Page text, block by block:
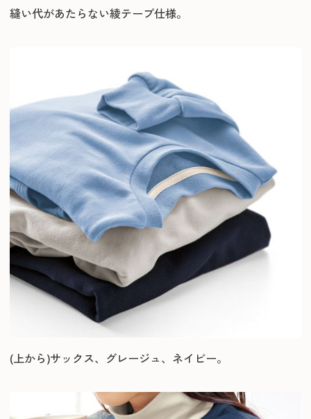
縫い代があたらない綾テープ仕様。
(上から)サックス、グレージュ、ネイビー。